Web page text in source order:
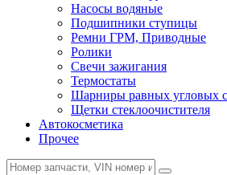
Насосы водяные
Подшипники ступицы
Ремни ГРМ, Приводные
Ролики
Свечи зажигания
Термостаты
Шарниры равных угловых
Щетки стеклоочистителя
Автокосметика
Прочее